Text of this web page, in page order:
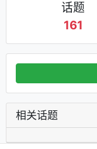
话题
161
相关话题